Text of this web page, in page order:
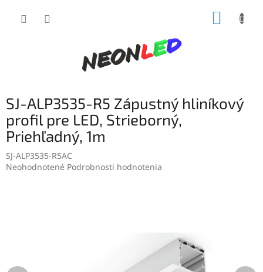
SJ-ALP3535-R5 Zápustný hliníkový
profil pre LED, Strieborný,
Priehľadný, 1m
SJ-ALP3535-R5AC
Priemerné
Neohodnotené Podrobnosti hodnotenia